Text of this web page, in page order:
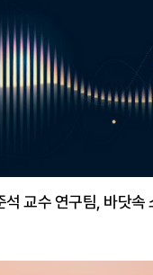
교수 연구팀, 바닷